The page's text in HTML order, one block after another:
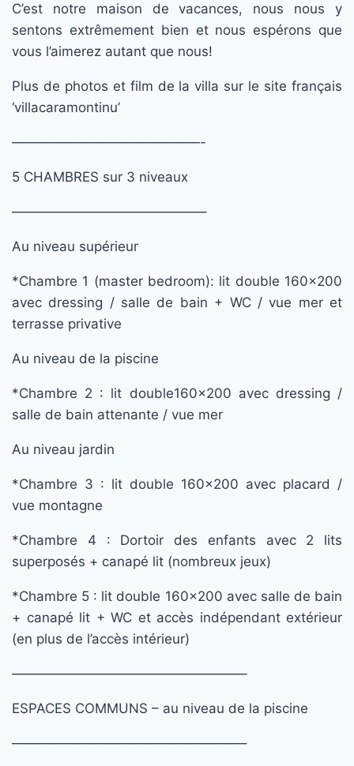
C’est notre maison de vacances, nous nous y
sentons extrêmement bien et nous espérons que
vous l’aimerez autant que nous!
Plus de photos et film de la villa sur le site français
‘villacaramontinu’
——————————————-
5 CHAMBRES sur 3 niveaux
——————————————–
Au niveau supérieur
*Chambre 1 (master bedroom): lit double 160×200
avec dressing / salle de bain + WC / vue mer et
terrasse privative
Au niveau de la piscine
*Chambre 2 : lit double160x200 avec dressing /
salle de bain attenante / vue mer
Au niveau jardin
*Chambre 3 : lit double 160×200 avec placard /
vue montagne
*Chambre 4 : Dortoir des enfants avec 2 lits
superposés + canapé lit (nombreux jeux)
*Chambre 5 : lit double 160×200 avec salle de bain
+ canapé lit + WC et accès indépendant extérieur
(en plus de l’accès intérieur)
—————————————————–
ESPACES COMMUNS – au niveau de la piscine
—————————————————–